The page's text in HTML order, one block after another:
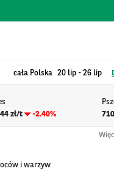
cała Polska 20 lip - 26 lip
zł/t
-2.40%
i warzyw